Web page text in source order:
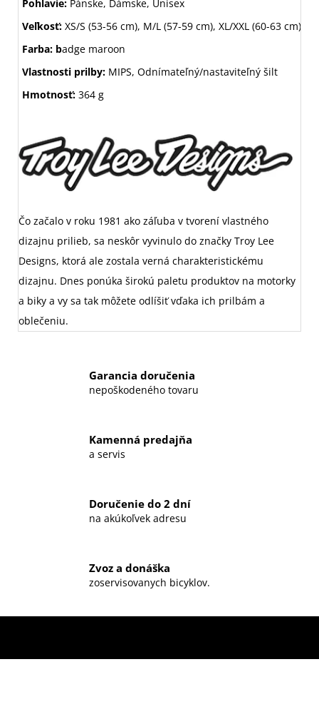
Pohlavie: Pánske, Dámske, Unisex
Veľkosť: XS/S (53-56 cm), M/L (57-59 cm), XL/XXL (60-63 cm)
Farba: badge maroon
Vlastnosti prilby: MIPS, Odnímateľný/nastaviteľný šilt
Hmotnosť: 364 g
Čo začalo v roku 1981 ako záľuba v tvorení vlastného
dizajnu prilieb, sa neskôr vyvinulo do značky Troy Lee
Designs, ktorá ale zostala verná charakteristickému
dizajnu. Dnes ponúka širokú paletu produktov na motorky
a biky a vy sa tak môžete odlíšiť vďaka ich prilbám a
oblečeniu.
Garancia doručenia
nepoškodeného tovaru
Kamenná predajňa
a servis
Doručenie do 2 dní
na akúkoľvek adresu
Zvoz a donáška
zoservisovanych bicyklov.